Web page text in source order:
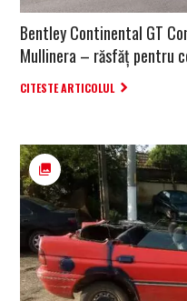
Bentley Continental GT
Mullinera – răsfăț pentru
CITESTE ARTICOLUL